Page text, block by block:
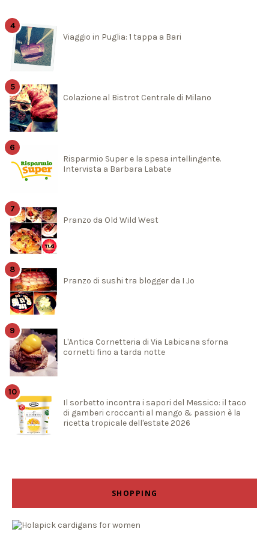
Viaggio in Puglia: 1 tappa a Bari
Colazione al Bistrot Centrale di Milano
Risparmio Super e la spesa intellingente.
Intervista a Barbara Labate
Pranzo da Old Wild West
Pranzo di sushi tra blogger da I Jo
L'Antica Cornetteria di Via Labicana sforna
cornetti fino a tarda notte
Il sorbetto incontra i sapori del Messico: il taco
di gamberi croccanti al mango & passion è la
ricetta tropicale dell'estate 2026
SHOPPING